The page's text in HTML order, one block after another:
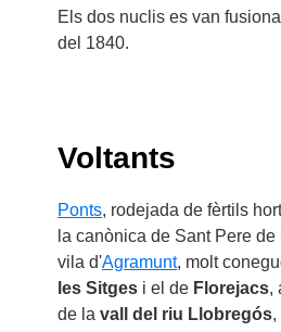
Els dos nuclis es van
del 1840.
Voltants
Ponts, rodejada de fèrtils
la canònica de Sant Pere de
vila d'Agramunt, molt
les Sitges i el de Florejacs,
de la vall del riu Llobregós,